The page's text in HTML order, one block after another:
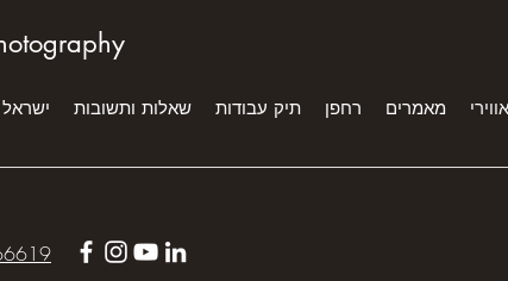
מאמרים רחפן תיק עבודות שאלות ותשובות